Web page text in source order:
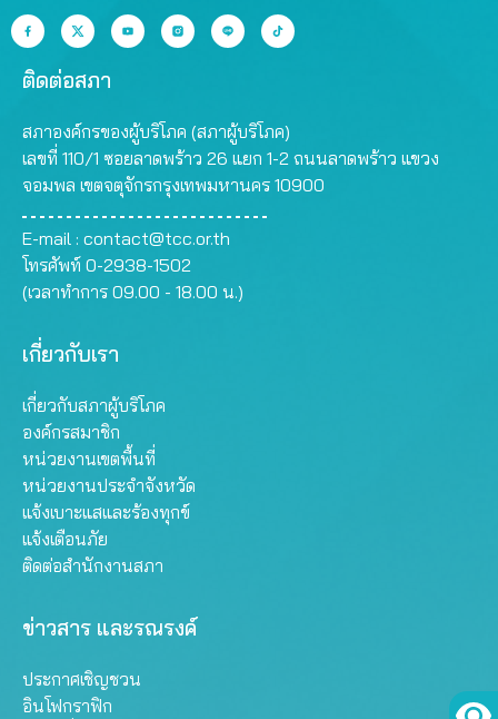
ติดต่อสภา
สภาองค์กรของผู้บริโภค (สภาผู้บริโภค)
เลขที่ 110/1 ซอยลาดพร้าว 26 แยก 1-2 ถนนลาดพร้าว แขวง
จอมพล เขตจตุจักรกรุงเทพมหานคร 10900
E-mail : contact@tcc.or.th
โทรศัพท์ 0-2938-1502
(เวลาทำการ 09.00 - 18.00 น.)
เกี่ยวกับเรา
เกี่ยวกับสภาผู้บริโภค
องค์กรสมาชิก
หน่วยงานเขตพื้นที่
หน่วยงานประจำจังหวัด
แจ้งเบาะแสและร้องทุกข์
แจ้งเตือนภัย
ติดต่อสำนักงานสภา
ข่าวสาร และรณรงค์
ประกาศเชิญชวน
อินโฟกราฟิก